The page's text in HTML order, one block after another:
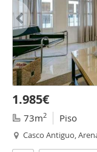
1.985€
73m2 Piso
Casco Antiguo,